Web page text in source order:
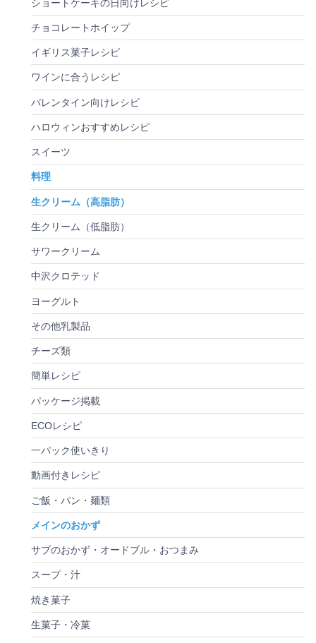
ショートケーキの日向けレシピ
チョコレートホイップ
イギリス菓子レシピ
ワインに合うレシピ
バレンタイン向けレシピ
ハロウィンおすすめレシピ
スイーツ
料理
生クリーム（高脂肪）
生クリーム（低脂肪）
サワークリーム
中沢クロテッド
ヨーグルト
その他乳製品
チーズ類
簡単レシピ
パッケージ掲載
ECOレシピ
一パック使いきり
動画付きレシピ
ご飯・パン・麺類
メインのおかず
サブのおかず・オードブル・おつまみ
スープ・汁
焼き菓子
生菓子・冷菓